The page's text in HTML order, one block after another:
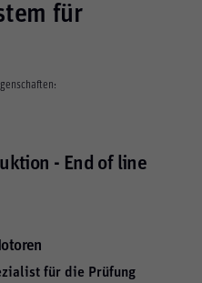
für
- End of line
für die Prüfung